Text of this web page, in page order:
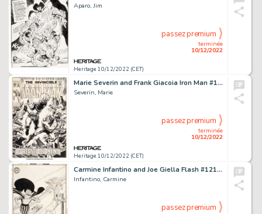
Aparo, Jim
Heritage 10/12/2022 (CET)
terminée
10/12/2022
passez premium
Marie Severin and Frank Giacoia Iron Man #16 Cover Original Art (Marvel, 1969)....
Severin, Marie
Heritage 10/12/2022 (CET)
terminée
10/12/2022
passez premium
Carmine Infantino and Joe Giella Flash #121 Cover Original Art (DC, 1961)....
Infantino, Carmine
passez premium